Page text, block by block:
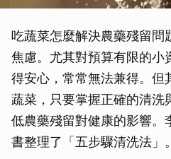
吃蔬菜怎麼解決農藥殘留問
焦慮。尤其對預算有限的小
得安心，常常無法兼得。但
蔬菜，只要掌握正確的清洗
低農藥殘留對健康的影響。
書整理了「五步驟清洗法」。